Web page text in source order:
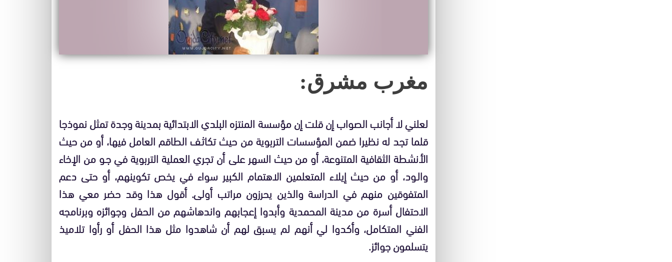
مغرب مشرق:
لعلني لا أجانب الصواب إن قلت إن مؤسسة المنتزه البلدي الابتدائية بمدينة وجدة تمثل نموذجا
قلما تجد له نظيرا ضمن المؤسسات التربوية من حيث تكاثـف الطاقم العامل فيها، أو من حيث
الأنشطة الثقافية المتنوعة، أو من حيث السهر على أن تجري العملية التربوية في جـو من الإخاء
والـود، أو من حيث إيلاء المتعلمين الاهتمام الكبير سواء في يخص تكوينهم، أو حتى دعم
المتفوقين منهم في الدراسة والذين يحرزون مراتب أولى. أقول هذا وقد حضر معي هذا
الاحتفال أسرة من مدينة المحمدية وأبدوا إعجابهم واندهاشهم من الحفل وجوائزه وبرنامجه
الفني المتكامل، وأكدوا لي أنهم لم يسبق لهم أن شاهدوا مثل هذا الحفل أو رأوا تلاميذ
يتسلمون جوائز.